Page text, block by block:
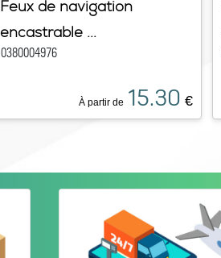
Feux de navigation
encastrable ...
0380004976
À partir de 15.30 €